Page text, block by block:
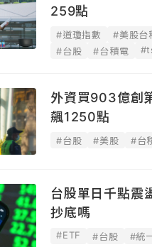
259點
#道瓊指數 #美股台
#台股
#台積電
外資買903億創
飆1250點
#台股 #美股 #台
台股單日千點
抄底嗎
#ETF #台股 #統